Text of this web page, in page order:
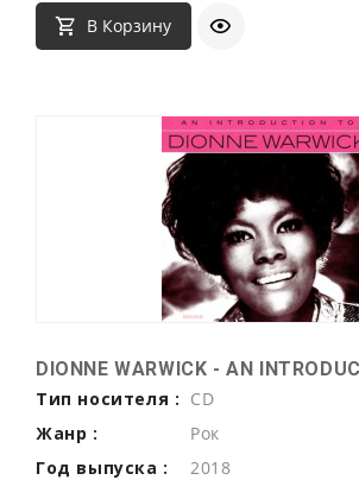
В Корзину
DIONNE WARWICK - AN
Тип носителя : CD
Жанр :
Рок
Год выпуска :
2018